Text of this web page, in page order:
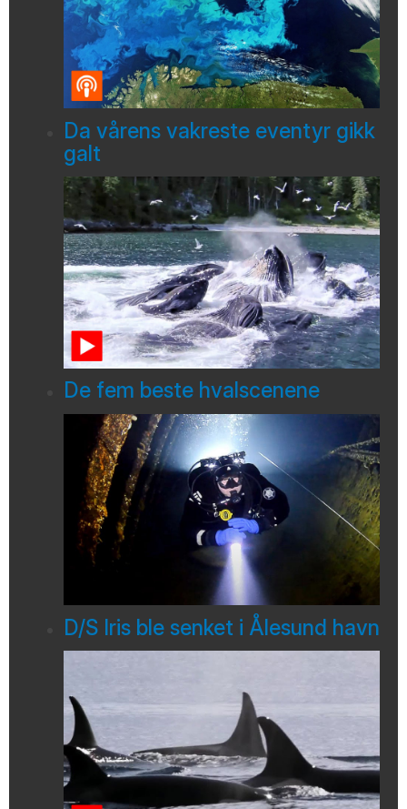
Da vårens vakreste eventyr gikk
galt
De fem beste hvalscenene
D/S Iris ble senket i Ålesund havn